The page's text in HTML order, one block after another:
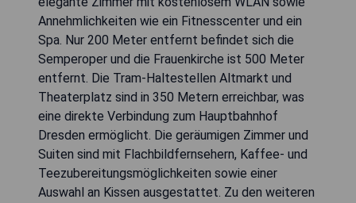
Annehmlichkeiten wie ein Fitnesscenter und ein
Spa. Nur 200 Meter entfernt befindet sich die
Semperoper und die Frauenkirche ist 500 Meter
entfernt. Die Tram-Haltestellen Altmarkt und
Theaterplatz sind in 350 Metern erreichbar, was
eine direkte Verbindung zum Hauptbahnhof
Dresden ermöglicht. Die geräumigen Zimmer und
Suiten sind mit Flachbildfernsehern, Kaffee- und
Teezubereitungsmöglichkeiten sowie einer
Auswahl an Kissen ausgestattet. Zu den weiteren